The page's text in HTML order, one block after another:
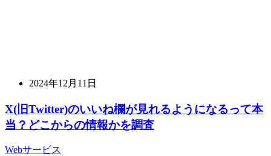
2024年12月11日
X(旧Twitter)のいいね欄が見れるようになるって本
当？どこからの情報かを調査
Webサービス